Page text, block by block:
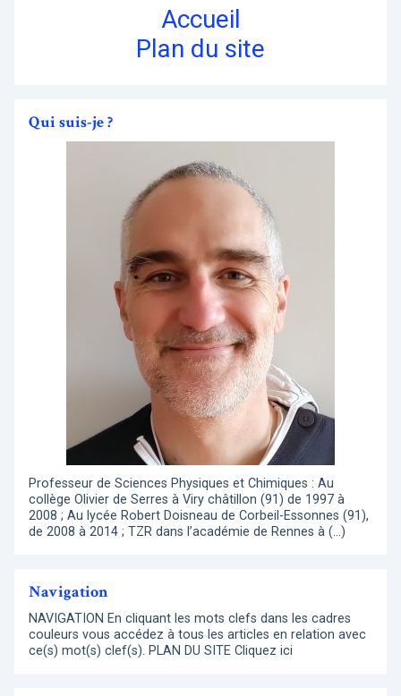
Accueil
Plan du site
Qui suis-je ?
Professeur de Sciences Physiques et Chimiques : Au
collège Olivier de Serres à Viry châtillon (91) de 1997 à
2008 ; Au lycée Robert Doisneau de Corbeil-Essonnes (91),
de 2008 à 2014 ; TZR dans l’académie de Rennes à (…)
Navigation
NAVIGATION En cliquant les mots clefs dans les cadres
couleurs vous accédez à tous les articles en relation avec
ce(s) mot(s) clef(s). PLAN DU SITE Cliquez ici